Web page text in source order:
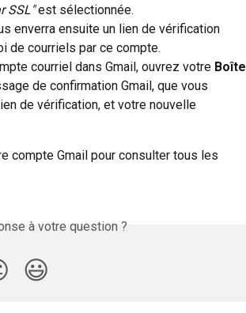
SSL" est sélectionnée.
enverra ensuite un lien de vérification
de courriels par ce compte.
courriel dans Gmail, ouvrez votre Boîte
de confirmation Gmail, que vous
de vérification, et votre nouvelle
compte Gmail pour consulter tous les
à votre question ?
😃